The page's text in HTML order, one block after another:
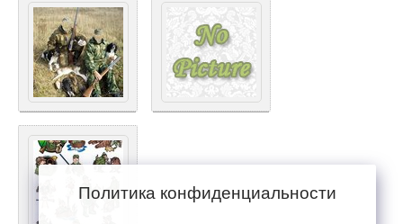
Политика конфиденциальности